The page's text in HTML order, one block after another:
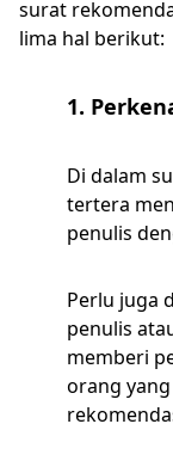
surat
lima hal berikut:
1.
Di dalam
tertera
penulis
Perlu juga
penulis
memberi
orang